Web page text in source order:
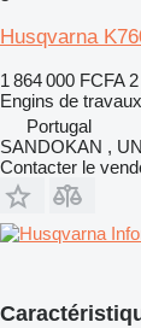
Husqvarna
1 864 000 FCFA
Engins de
Portugal
SANDOKAN ,
Contacter le